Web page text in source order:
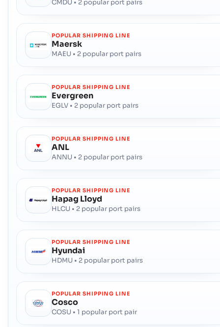
Charleston , South Carolina
Địa chỉ :Charleston , South Carolina (USCHS), Charleston,
United States of America
Mã bưu chính :-
Mã Cảng :
USCHS
Charlevoix
Địa chỉ :Charlevoix (USCSX), United States of America, usa
Mã bưu chính :-
Chattanooga
Địa chỉ :
Chattanooga (USCHA), United States of America, usa
Mã Cảng :USCHA
Cheboygan
Mã bưu chính :-
Mã Cảng :
USCHG
Địa chỉ :
Mã bưu chính :-
Mã Cảng : USNCN
CMDU • 2 popular port pairs
POPULAR SHIPPING LINE
Maersk
MAEU • 2 popular port pairs
POPULAR SHIPPING LINE
Evergreen
EGLV • 2 popular port pairs
POPULAR SHIPPING LINE
ANL
ANNU • 2 popular port pairs
POPULAR SHIPPING LINE
Hapag Lloyd
HLCU • 2 popular port pairs
POPULAR SHIPPING LINE
Hyundai
HDMU • 2 popular port pairs
POPULAR SHIPPING LINE
Cosco
COSU • 1 popular port pair